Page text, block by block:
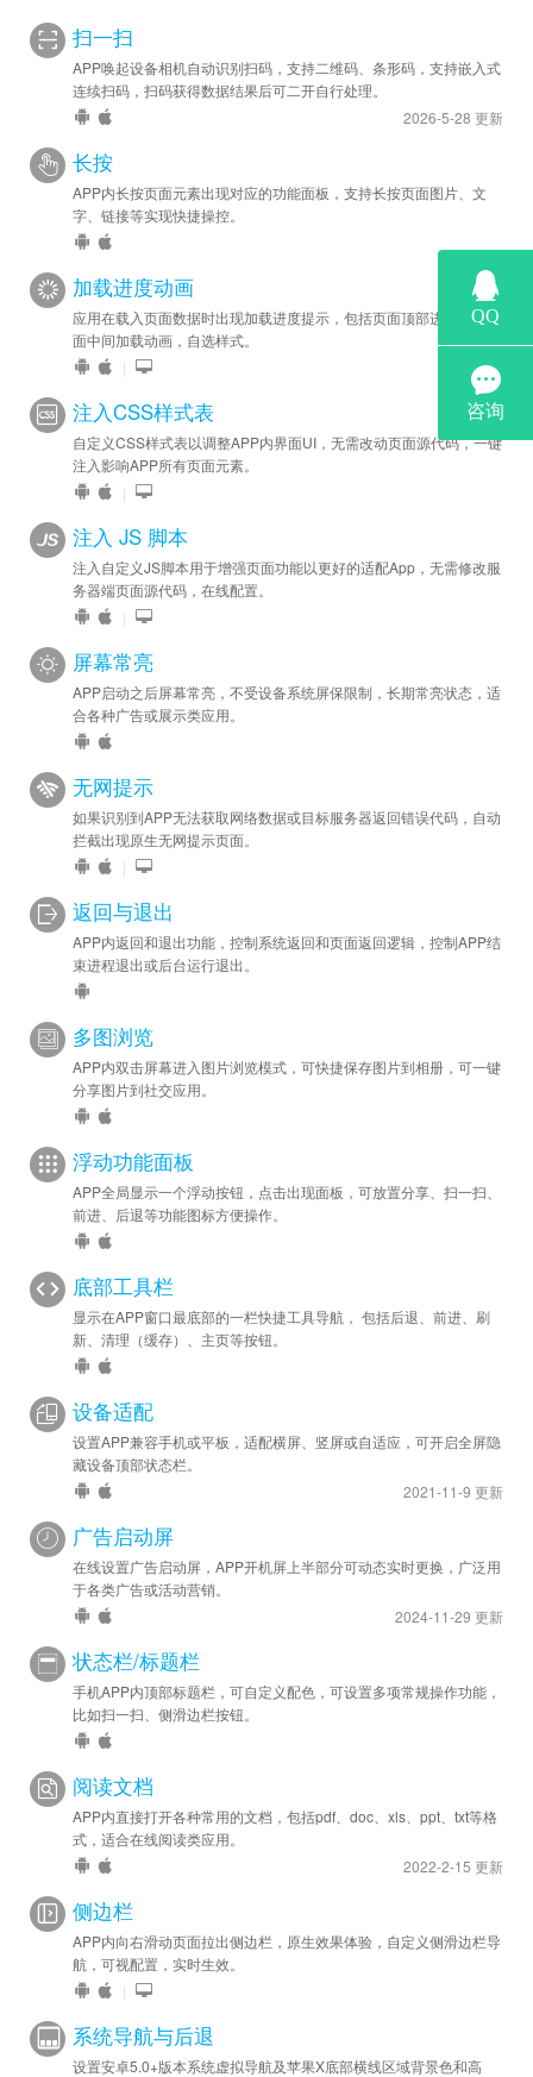
安卓优化 - 安卓版变更：点击App自带协议弹框的 “不同意” 按
钮不再自动退出应用，“不同意” 会导致部分插件模块不能初始化而
无法正常工作。请在适当的时候调用 js 接口检查用户是否已同意
协议，再使用相应的插件功能。
2021-12-10
安卓新增 - 安卓版已提供 agreed 接口，通知 App 用户是否已
同意隐私协议，借用本接口可实现自定义协议UI，
扫一扫
APP唤起设备相机自动识别扫码，支持二维码、条形码，支持嵌入式
连续扫码，扫码获得数据结果后可二开自行处理。
2026-5-28 更新
长按
APP内长按页面元素出现对应的功能面板，支持长按页面图片、文
字、链接等实现快捷操控。
加载进度动画
应用在载入页面数据时出现加载进度提示，包括页面顶部进度条、页
面中间加载动画，自选样式。
|
注入CSS样式表
自定义CSS样式表以调整APP内界面UI，无需改动页面源代码，一键
注入影响APP所有页面元素。
|
注入 JS 脚本
注入自定义JS脚本用于增强页面功能以更好的适配App，无需修改服
务器端页面源代码，在线配置。
|
屏幕常亮
APP启动之后屏幕常亮，不受设备系统屏保限制，长期常亮状态，适
合各种广告或展示类应用。
无网提示
如果识别到APP无法获取网络数据或目标服务器返回错误代码，自动
拦截出现原生无网提示页面。
|
返回与退出
APP内返回和退出功能，控制系统返回和页面返回逻辑，控制APP结
束进程退出或后台运行退出。
多图浏览
APP内双击屏幕进入图片浏览模式，可快捷保存图片到相册，可一键
分享图片到社交应用。
浮动功能面板
APP全局显示一个浮动按钮，点击出现面板，可放置分享、扫一扫、
前进、后退等功能图标方便操作。
底部工具栏
显示在APP窗口最底部的一栏快捷工具导航， 包括后退、前进、刷
新、清理（缓存）、主页等按钮。
设备适配
设置APP兼容手机或平板，适配横屏、竖屏或自适应，可开启全屏隐
藏设备顶部状态栏。
2021-11-9 更新
广告启动屏
在线设置广告启动屏，APP开机屏上半部分可动态实时更换，广泛用
于各类广告或活动营销。
2024-11-29 更新
状态栏/标题栏
手机APP内顶部标题栏，可自定义配色，可设置多项常规操作功能，
比如扫一扫、侧滑边栏按钮。
阅读文档
APP内直接打开各种常用的文档，包括pdf、doc、xls、ppt、txt等格
式，适合在线阅读类应用。
2022-2-15 更新
侧边栏
APP内向右滑动页面拉出侧边栏，原生效果体验，自定义侧滑边栏导
航，可视配置，实时生效。
|
系统导航与后退
设置安卓5.0+版本系统虚拟导航及苹果X底部横线区域背景色和高